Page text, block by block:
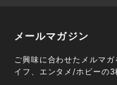
メールマガジン
ご興味に合わせたメルマ
イフ、エンタメ/ホビーの3